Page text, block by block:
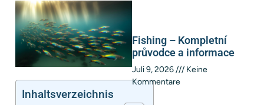
Inhaltsverzeichnis
Fishing – Kompletní
průvodce a informace
Juli 9, 2026
Keine
Kommentare